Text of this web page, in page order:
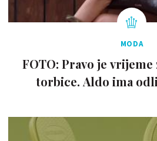
MODA
FOTO: Pravo je
torbice. Aldo ima